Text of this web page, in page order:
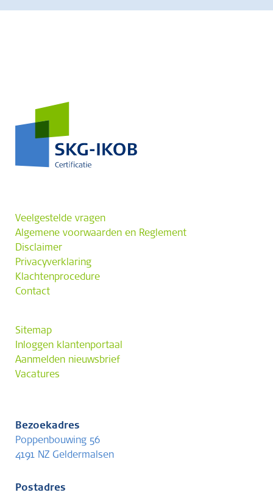
Veelgestelde vragen
Algemene voorwaarden en Reglement
Disclaimer
Privacyverklaring
Klachtenprocedure
Contact
Sitemap
Inloggen klantenportaal
Aanmelden nieuwsbrief
Vacatures
Bezoekadres
Poppenbouwing 56
4191 NZ Geldermalsen
Postadres